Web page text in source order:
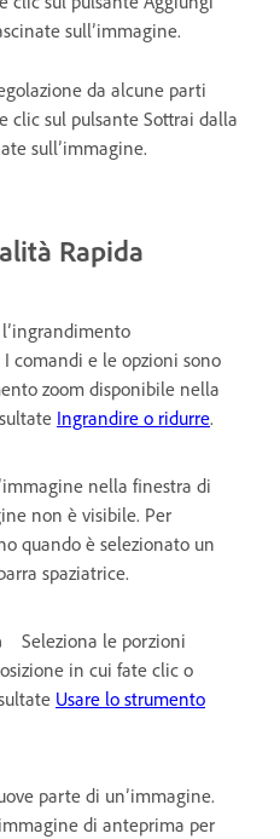
sull’immagine.
da alcune parti
clic sul pulsante Sottrai dalla
sull’immagine.
Rapida
comandi e le opzioni sono
zoom disponibile nella
Ingrandire o ridurre.
nella finestra di
non è visibile. Per
quando è selezionato un
spaziatrice.
Seleziona le porzioni
in cui fate clic o
Usare lo strumento
parte di un’immagine.
di anteprima per